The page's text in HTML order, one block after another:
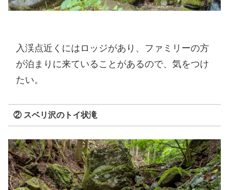
入渓点近くにはロッジがあり、ファミリーの方
が泊まりに来ていることがあるので、気をつけ
たい。
② スベリ沢のトイ状滝